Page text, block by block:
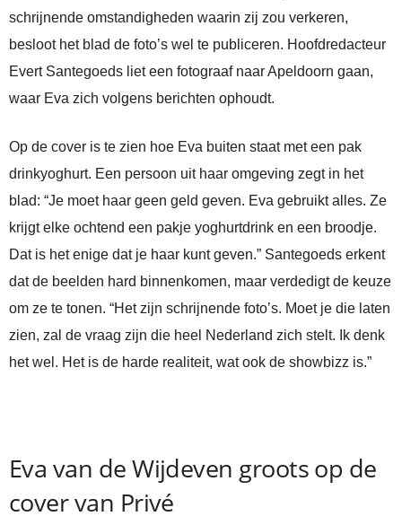
schrijnende omstandigheden waarin zij zou verkeren,
besloot het blad de foto’s wel te publiceren. Hoofdredacteur
Evert Santegoeds liet een fotograaf naar Apeldoorn gaan,
waar Eva zich volgens berichten ophoudt.
Op de cover is te zien hoe Eva buiten staat met een pak
drinkyoghurt. Een persoon uit haar omgeving zegt in het
blad: “Je moet haar geen geld geven. Eva gebruikt alles. Ze
krijgt elke ochtend een pakje yoghurtdrink en een broodje.
Dat is het enige dat je haar kunt geven.” Santegoeds erkent
dat de beelden hard binnenkomen, maar verdedigt de keuze
om ze te tonen. “Het zijn schrijnende foto’s. Moet je die laten
zien, zal de vraag zijn die heel Nederland zich stelt. Ik denk
het wel. Het is de harde realiteit, wat ook de showbizz is.”
Eva van de Wijdeven groots op de
cover van Privé